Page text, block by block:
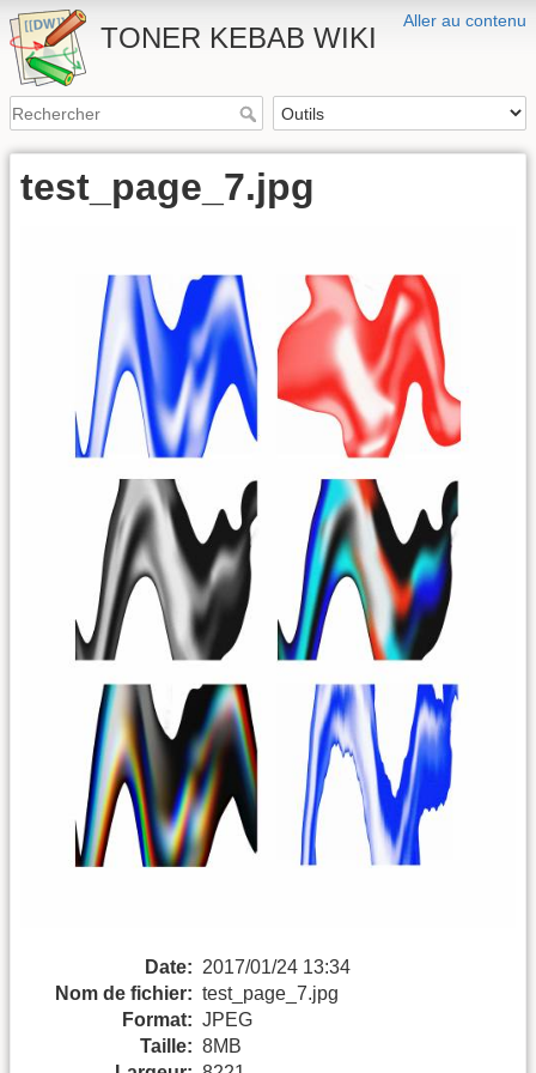
Aller au contenu
TONER KEBAB WIKI
test_page_7.jpg
Date: 2017/01/24 13:34
Nom de fichier: test_page_7.jpg
Format: JPEG
Taille: 8MB